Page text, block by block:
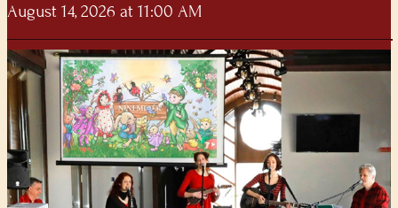
August 14, 2026 at 11:00 AM